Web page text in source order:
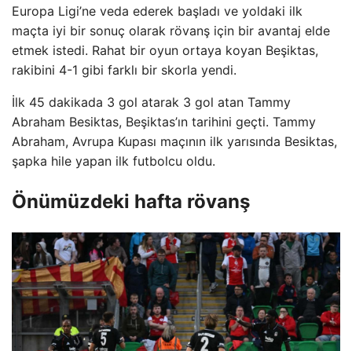
Europa Ligi’ne veda ederek başladı ve yoldaki ilk
maçta iyi bir sonuç olarak rövanş için bir avantaj elde
etmek istedi. Rahat bir oyun ortaya koyan Beşiktas,
rakibini 4-1 gibi farklı bir skorla yendi.
İlk 45 dakikada 3 gol atarak 3 gol atan Tammy
Abraham Besiktas, Beşiktas’ın tarihini geçti. Tammy
Abraham, Avrupa Kupası maçının ilk yarısında Besiktas,
şapka hile yapan ilk futbolcu oldu.
Önümüzdeki hafta rövanş